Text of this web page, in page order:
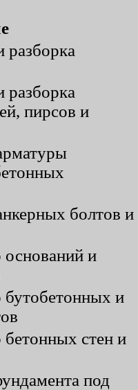
разборка
разборка
пирсов и
болтов и
оснований и
бутобетонных и
стен и
под